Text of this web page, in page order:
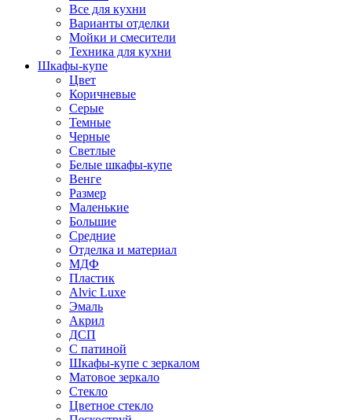
Все для кухни
Варианты отделки
Мойки и смесители
Техника для кухни
Шкафы-купе
Цвет
Коричневые
Серые
Темные
Черные
Светлые
Белые шкафы-купе
Венге
Размер
Маленькие
Большие
Средние
Отделка и материал
МДФ
Пластик
Alvic Luxe
Эмаль
Акрил
ДСП
С патиной
Шкафы-купе с зеркалом
Матовое зеркало
Стекло
Цветное стекло